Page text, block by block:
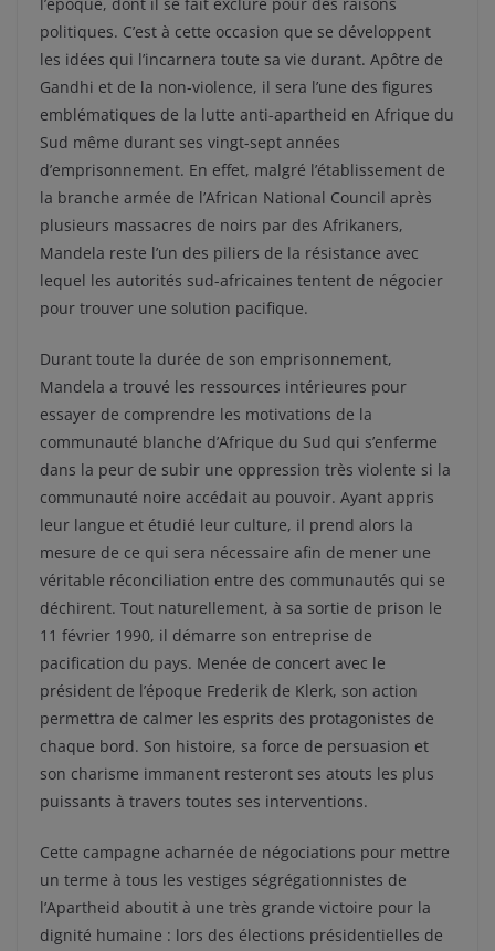
politiques. C’est à cette occasion que se développent
les idées qui l’incarnera toute sa vie durant. Apôtre de
Gandhi et de la non-violence, il sera l’une des figures
emblématiques de la lutte anti-apartheid en Afrique du
Sud même durant ses vingt-sept années
d’emprisonnement. En effet, malgré l’établissement de
la branche armée de l’African National Council après
plusieurs massacres de noirs par des Afrikaners,
Mandela reste l’un des piliers de la résistance avec
lequel les autorités sud-africaines tentent de négocier
pour trouver une solution pacifique.
Durant toute la durée de son emprisonnement,
Mandela a trouvé les ressources intérieures pour
essayer de comprendre les motivations de la
communauté blanche d’Afrique du Sud qui s’enferme
dans la peur de subir une oppression très violente si la
communauté noire accédait au pouvoir. Ayant appris
leur langue et étudié leur culture, il prend alors la
mesure de ce qui sera nécessaire afin de mener une
véritable réconciliation entre des communautés qui se
déchirent. Tout naturellement, à sa sortie de prison le
11 février 1990, il démarre son entreprise de
pacification du pays. Menée de concert avec le
président de l’époque Frederik de Klerk, son action
permettra de calmer les esprits des protagonistes de
chaque bord. Son histoire, sa force de persuasion et
son charisme immanent resteront ses atouts les plus
puissants à travers toutes ses interventions.
Cette campagne acharnée de négociations pour mettre
un terme à tous les vestiges ségrégationnistes de
l’Apartheid aboutit à une très grande victoire pour la
dignité humaine : lors des élections présidentielles de